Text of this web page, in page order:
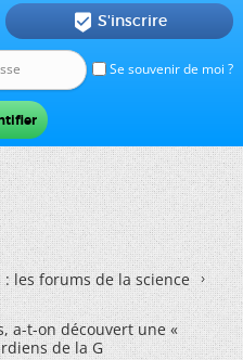
Se souvenir de moi ?
 S'inscrire
: les forums de la science
a-t-on découvert une «
de la G